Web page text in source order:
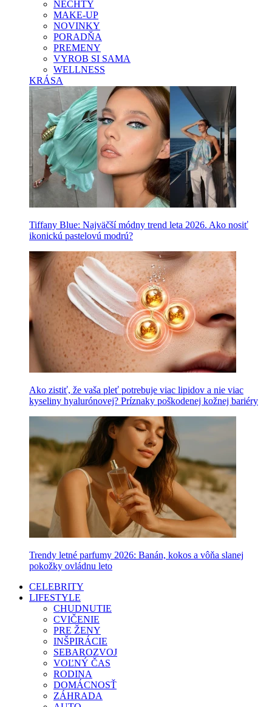
NECHTY
MAKE-UP
NOVINKY
PORADŇA
PREMENY
VYROB SI SAMA
WELLNESS
KRÁSA
Tiffany Blue: Najväčší módny trend leta 2026. Ako nosiť
ikonickú pastelovú modrú?
Ako zistiť, že vaša pleť potrebuje viac lipidov a nie viac
kyseliny hyalurónovej? Príznaky poškodenej kožnej bariéry
Trendy letné parfumy 2026: Banán, kokos a vôňa slanej
pokožky ovládnu leto
CELEBRITY
LIFESTYLE
CHUDNUTIE
CVIČENIE
PRE ŽENY
INŠPIRÁCIE
SEBAROZVOJ
VOĽNÝ ČAS
RODINA
DOMÁCNOSŤ
ZÁHRADA